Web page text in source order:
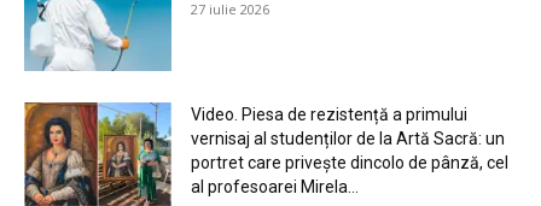
27 iulie 2026
Video. Piesa de rezistență a primului
vernisaj al studenților de la Artă Sacră: un
portret care privește dincolo de pânză, cel
al profesoarei Mirela...